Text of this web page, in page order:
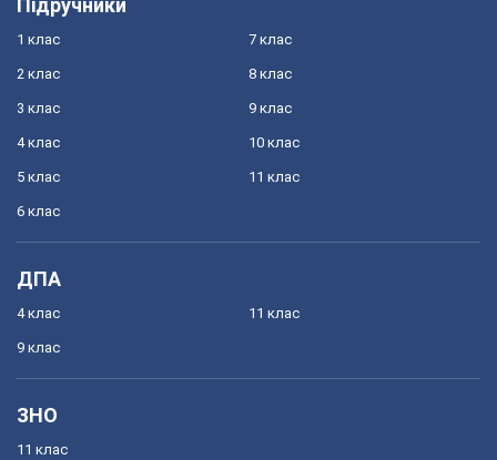
Підручники
1 клас
2 клас
3 клас
4 клас
5 клас
6 клас
7 клас
8 клас
9 клас
10 клас
11 клас
ДПА
4 клас
9 клас
11 клас
ЗНО
11 клас